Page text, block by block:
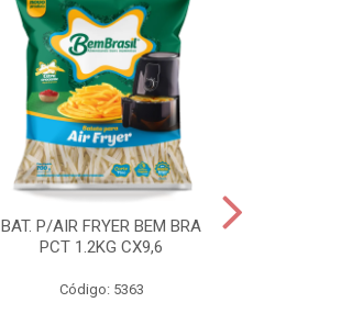
BAT. P/AIR FRYER BEM BRA
PCT 1.2KG CX9,6
Código: 5363